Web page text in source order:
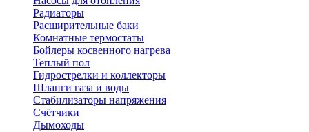
Радиаторы
Расширительные баки
Комнатные термостаты
Бойлеры косвенного нагрева
Теплый пол
Гидрострелки и коллекторы
Шланги газа и воды
Стабилизаторы напряжения
Счётчики
Дымоходы